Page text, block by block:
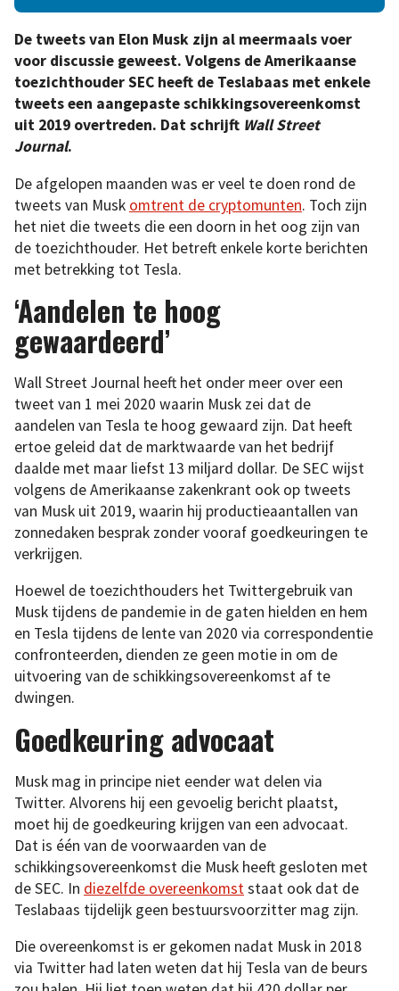
De tweets van Elon Musk zijn al meermaals voer
voor discussie geweest. Volgens de Amerikaanse
toezichthouder SEC heeft de Teslabaas met enkele
tweets een aangepaste schikkingsovereenkomst
uit 2019 overtreden. Dat schrijft Wall Street
Journal.
De afgelopen maanden was er veel te doen rond de
tweets van Musk omtrent de cryptomunten. Toch zijn
het niet die tweets die een doorn in het oog zijn van
de toezichthouder. Het betreft enkele korte berichten
met betrekking tot Tesla.
‘Aandelen te hoog
gewaardeerd’
Wall Street Journal heeft het onder meer over een
tweet van 1 mei 2020 waarin Musk zei dat de
aandelen van Tesla te hoog gewaard zijn. Dat heeft
ertoe geleid dat de marktwaarde van het bedrijf
daalde met maar liefst 13 miljard dollar. De SEC wijst
volgens de Amerikaanse zakenkrant ook op tweets
van Musk uit 2019, waarin hij productieaantallen van
zonnedaken besprak zonder vooraf goedkeuringen te
verkrijgen.
Hoewel de toezichthouders het Twittergebruik van
Musk tijdens de pandemie in de gaten hielden en hem
en Tesla tijdens de lente van 2020 via correspondentie
confronteerden, dienden ze geen motie in om de
uitvoering van de schikkingsovereenkomst af te
dwingen.
Goedkeuring advocaat
Musk mag in principe niet eender wat delen via
Twitter. Alvorens hij een gevoelig bericht plaatst,
moet hij de goedkeuring krijgen van een advocaat.
Dat is één van de voorwaarden van de
schikkingsovereenkomst die Musk heeft gesloten met
de SEC. In diezelfde overeenkomststaat ook dat de
Teslabaas tijdelijk geen bestuursvoorzitter mag zijn.
Die overeenkomst is er gekomen nadat Musk in 2018
via Twitter had laten weten dat hij Tesla van de beurs